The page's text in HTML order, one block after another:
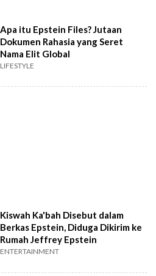
Apa itu Epstein Files? Jutaan
Dokumen Rahasia yang Seret
Nama Elit Global
LIFESTYLE
Kiswah Ka'bah Disebut dalam
Berkas Epstein, Diduga Dikirim ke
Rumah Jeffrey Epstein
ENTERTAINMENT